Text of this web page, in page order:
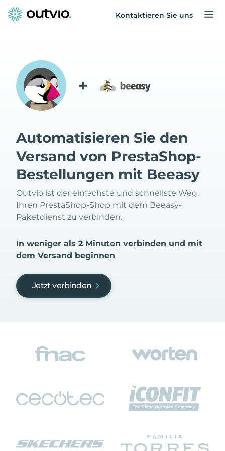
Kontaktieren Sie uns
+
Automatisieren Sie den
Versand von PrestaShop-
Bestellungen mit Beeasy
Outvio ist der einfachste und schnellste Weg,
Ihren PrestaShop-Shop mit dem Beeasy-
Paketdienst zu verbinden.
In weniger als 2 Minuten verbinden und mit
dem Versand beginnen
Jetzt verbinden